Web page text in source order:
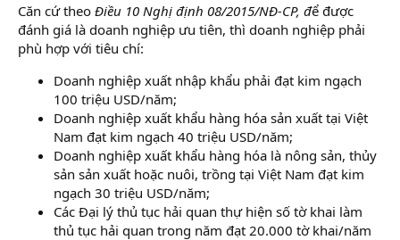
Căn cứ theo Điều 10 Nghị định 08/2015/NĐ-CP, để được
đánh giá là doanh nghiệp ưu tiên, thì doanh nghiệp phải
phù hợp với tiêu chí:
Doanh nghiệp xuất nhập khẩu phải đạt kim ngạch
100 triệu USD/năm;
Doanh nghiệp xuất khẩu hàng hóa sản xuất tại Việt
Nam đạt kim ngạch 40 triệu USD/năm;
Doanh nghiệp xuất khẩu hàng hóa là nông sản, thủy
sản sản xuất hoặc nuôi, trồng tại Việt Nam đạt kim
ngạch 30 triệu USD/năm;
Các Đại lý thủ tục hải quan thự hiện số tờ khai làm
thủ tục hải quan trong năm đạt 20.000 tờ khai/năm